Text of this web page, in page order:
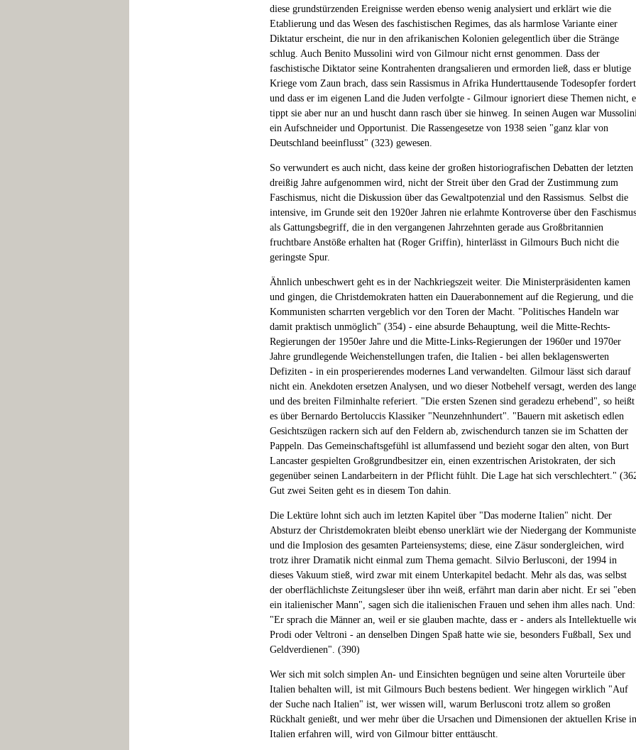
diese grundstürzenden Ereignisse werden ebenso wenig analysiert und erklärt wie die
Etablierung und das Wesen des faschistischen Regimes, das als harmlose Variante einer
Diktatur erscheint, die nur in den afrikanischen Kolonien gelegentlich über die Stränge
schlug. Auch Benito Mussolini wird von Gilmour nicht ernst genommen. Dass der
faschistische Diktator seine Kontrahenten drangsalieren und ermorden ließ, dass er blutige
Kriege vom Zaun brach, dass sein Rassismus in Afrika Hunderttausende Todesopfer
und dass er im eigenen Land die Juden verfolgte - Gilmour ignoriert diese Themen nicht,
tippt sie aber nur an und huscht dann rasch über sie hinweg. In seinen Augen war
ein Aufschneider und Opportunist. Die Rassengesetze von 1938 seien "ganz klar von
Deutschland beeinflusst" (323) gewesen.
So verwundert es auch nicht, dass keine der großen historiografischen Debatten der letzten
dreißig Jahre aufgenommen wird, nicht der Streit über den Grad der Zustimmung zum
Faschismus, nicht die Diskussion über das Gewaltpotenzial und den Rassismus. Selbst die
intensive, im Grunde seit den 1920er Jahren nie erlahmte Kontroverse über den Faschismus
als Gattungsbegriff, die in den vergangenen Jahrzehnten gerade aus Großbritannien
fruchtbare Anstöße erhalten hat (Roger Griffin), hinterlässt in Gilmours Buch nicht die
geringste Spur.
Ähnlich unbeschwert geht es in der Nachkriegszeit weiter. Die Ministerpräsidenten kamen
und gingen, die Christdemokraten hatten ein Dauerabonnement auf die Regierung, und die
Kommunisten scharrten vergeblich vor den Toren der Macht. "Politisches Handeln war
damit praktisch unmöglich" (354) - eine absurde Behauptung, weil die Mitte-Rechts-
Regierungen der 1950er Jahre und die Mitte-Links-Regierungen der 1960er und 1970er
Jahre grundlegende Weichenstellungen trafen, die Italien - bei allen beklagenswerten
Defiziten - in ein prosperierendes modernes Land verwandelten. Gilmour lässt sich darauf
nicht ein. Anekdoten ersetzen Analysen, und wo dieser Notbehelf versagt, werden des
und des breiten Filminhalte referiert. "Die ersten Szenen sind geradezu erhebend", so heißt
es über Bernardo Bertoluccis Klassiker "Neunzehnhundert". "Bauern mit asketisch edlen
Gesichtszügen rackern sich auf den Feldern ab, zwischendurch tanzen sie im Schatten der
Pappeln. Das Gemeinschaftsgefühl ist allumfassend und bezieht sogar den alten, von Burt
Lancaster gespielten Großgrundbesitzer ein, einen exzentrischen Aristokraten, der sich
gegenüber seinen Landarbeitern in der Pflicht fühlt. Die Lage hat sich verschlechtert."
Gut zwei Seiten geht es in diesem Ton dahin.
Die Lektüre lohnt sich auch im letzten Kapitel über "Das moderne Italien" nicht. Der
Absturz der Christdemokraten bleibt ebenso unerklärt wie der Niedergang der
und die Implosion des gesamten Parteiensystems; diese, eine Zäsur sondergleichen, wird
trotz ihrer Dramatik nicht einmal zum Thema gemacht. Silvio Berlusconi, der 1994 in
dieses Vakuum stieß, wird zwar mit einem Unterkapitel bedacht. Mehr als das, was selbst
der oberflächlichste Zeitungsleser über ihn weiß, erfährt man darin aber nicht. Er sei "eben
ein italienischer Mann", sagen sich die italienischen Frauen und sehen ihm alles nach. Und:
"Er sprach die Männer an, weil er sie glauben machte, dass er - anders als Intellektuelle
Prodi oder Veltroni - an denselben Dingen Spaß hatte wie sie, besonders Fußball, Sex und
Geldverdienen". (390)
Wer sich mit solch simplen An- und Einsichten begnügen und seine alten Vorurteile über
Italien behalten will, ist mit Gilmours Buch bestens bedient. Wer hingegen wirklich "Auf
der Suche nach Italien" ist, wer wissen will, warum Berlusconi trotz allem so großen
Rückhalt genießt, und wer mehr über die Ursachen und Dimensionen der aktuellen Krise in
Italien erfahren will, wird von Gilmour bitter enttäuscht.